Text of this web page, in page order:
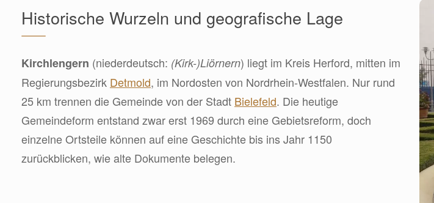
Historische Wurzeln und geografische Lage
Kirchlengern (niederdeutsch: (Kirk-)Liörnern) liegt im Kreis Herford, mitten im
Regierungsbezirk Detmold, im Nordosten von Nordrhein-Westfalen. Nur rund
25 km trennen die Gemeinde von der Stadt Bielefeld. Die heutige
Gemeindeform entstand zwar erst 1969 durch eine Gebietsreform, doch
einzelne Ortsteile können auf eine Geschichte bis ins Jahr 1150
zurückblicken, wie alte Dokumente belegen.